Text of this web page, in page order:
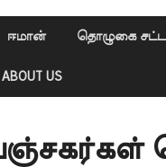
ஈமான் தொழுகை
ABOUT US